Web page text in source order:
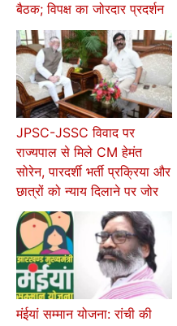
बैठक; विपक्ष का जोरदार प्रदर्शन
JPSC-JSSC विवाद पर
राज्यपाल से मिले CM हेमंत
सोरेन, पारदर्शी भर्ती प्रक्रिया और
छात्रों को न्याय दिलाने पर जोर
मंईयां सम्मान योजना: रांची की